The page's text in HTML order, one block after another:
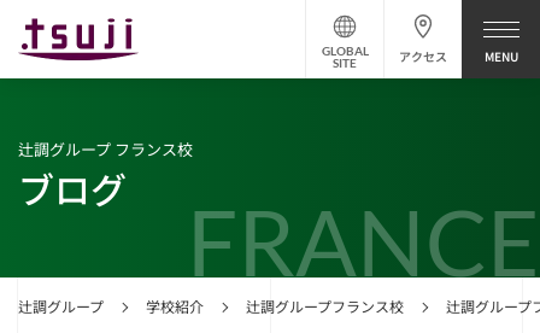
アクセス
GLOBAL
SITE
FRANCE
辻調グループ 学校紹介 辻調グループフランス校 辻調グループ
辻調グループ フランス校
ブログ